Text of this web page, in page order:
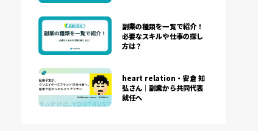
副業の種類を一覧で紹介！
必要なスキルや仕事の探し
方は？
heart relation・安倉 知
弘さん｜副業から共同代表
就任へ